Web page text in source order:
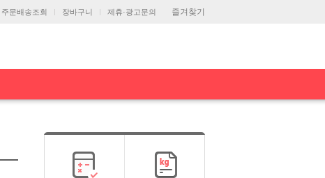
즐겨찾기
주문배송조회 장바구니 제휴·광고문의